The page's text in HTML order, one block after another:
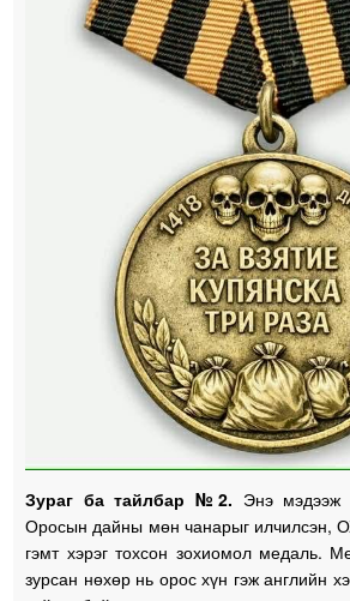
Зураг ба тайлбар №2. Энэ мэдээж
Оросын дайны мөн чанарыг илчилсэн,
гэмт хэрэг тохсон зохиомол медаль.
зурсан нөхөр нь орос хүн гэж английн